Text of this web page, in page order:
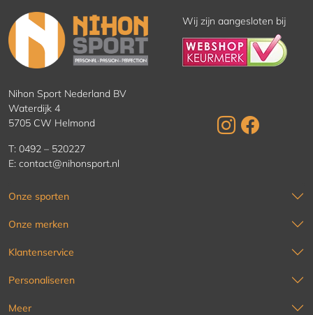
Wij zijn aangesloten bij
Nihon Sport Nederland BV
Waterdijk 4
5705 CW Helmond
T: 0492 – 520227
E: contact@nihonsport.nl
Onze sporten
Onze merken
Klantenservice
Personaliseren
Meer